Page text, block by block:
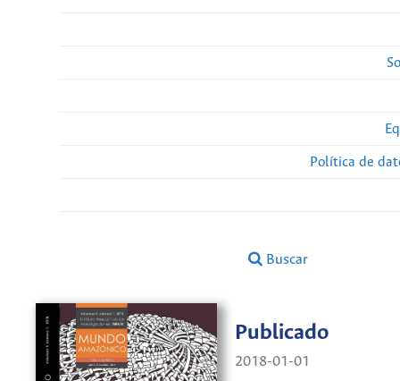
Política de
Buscar
Publicado
2018-01-01